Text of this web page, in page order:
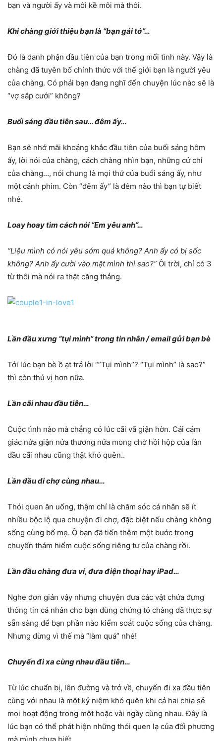
bạn và người ấy và môi kề môi mà thôi.
Khi chàng giới thiệu bạn là “bạn gái tớ”…
Đó là danh phận đầu tiên của bạn trong mối tình này. Vậy là
chàng đã tuyên bố chính thức với thế giới bạn là người yêu
của chàng. Có phải bạn đang nghĩ đến chuyện lúc nào sẽ là
“vợ sắp cưới” không?
Buổi sáng đầu tiên sau… đêm ấy…
Bạn sẽ nhớ mãi khoảng khắc đầu tiên của buổi sáng hôm
ấy, lời nói của chàng, cách chàng nhìn bạn, những cử chỉ
của chàng…, nói chung là mọi thứ của buổi sáng ấy, như
một cảnh phim. Còn “đêm ấy” là đêm nào thì bạn tự biết
nhé.
Loay hoay tìm cách nói “Em yêu anh”…
“Liệu mình có nói yêu sớm quá không? Anh ấy có bị sốc
không? Anh ấy cười vào mặt mình thì sao?” Ôi trời, chỉ có 3
từ thôi mà nói ra thật căng thẳng.
Lần đầu xưng “tụi mình” trong tin nhắn / email gửi bạn bè
Tới lúc bạn bè ồ ạt trả lời “”Tụi mình”? “Tụi mình” là sao?”
thì còn thú vị hơn nữa.
Lần cãi nhau đầu tiên…
Cuộc tình nào mà chẳng có lúc cãi vã giận hờn. Cái cảm
giác nửa giận nửa thương nửa mong chờ hồi hộp của lần
đầu cãi nhau cũng thật khó quên..
Lần đầu di chợ cùng nhau…
Thói quen ăn uống, thậm chí là chăm sóc cá nhân sẽ ít
nhiều bộc lộ qua chuyện đi chợ, đặc biệt nếu chàng không
sống cùng bố mẹ. Ồ bạn đã tiến thêm một bước trong
chuyến thám hiểm cuộc sống riêng tư của chàng rồi.
Lần đầu chàng đưa ví, đưa điện thoại hay iPad…
Nghe đơn giản vậy nhưng chuyện đưa các vật chứa đựng
thông tin cá nhân cho bạn dùng chứng tỏ chàng đã thực sự
sẵn sàng để bạn phần nào kiểm soát cuộc sống của chàng.
Nhưng đừng vì thế mà “làm quá” nhé!
Chuyến đi xa cùng nhau đầu tiên…
Từ lúc chuẩn bị, lên đường và trở về, chuyến đi xa đầu tiên
cùng với nhau là một kỷ niệm khó quên khi cả hai chia sẻ
mọi hoạt động trong một hoặc vài ngày cùng nhau. Đây là
lúc bạn có thể phát hiện những thói quen lạ của đối phương